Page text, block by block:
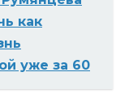
как
уже за 60